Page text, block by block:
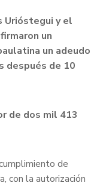
Urióstegui y el
un
un adeudo
después de 10
de dos mil 413
de
con la autorización